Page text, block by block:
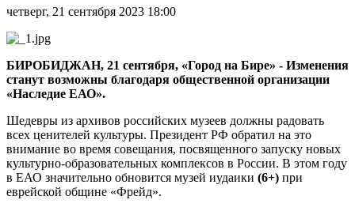
в
четверг, 21 сентября 2023 18:00
БИРОБИДЖАН, 21 сентября, «Город на Бире» - Изменения
станут возможны благодаря общественной организации
«Наследие ЕАО».
Шедевры из архивов российских музеев должны радовать
всех ценителей культуры. Президент РФ обратил на это
внимание во время совещания, посвященного запуску новых
культурно-образовательных комплексов в России. В этом году
в ЕАО значительно обновится музей иудаики (6+) при
еврейской общине «Фрейд».